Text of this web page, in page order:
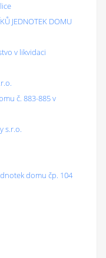
JEDNOTEK DOMU
v likvidaci
č. 883-885 v
s.r.o.
domu čp. 104